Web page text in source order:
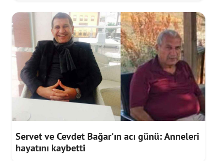
Servet ve Cevdet Bağar'ın acı günü: Anneleri
hayatını kaybetti